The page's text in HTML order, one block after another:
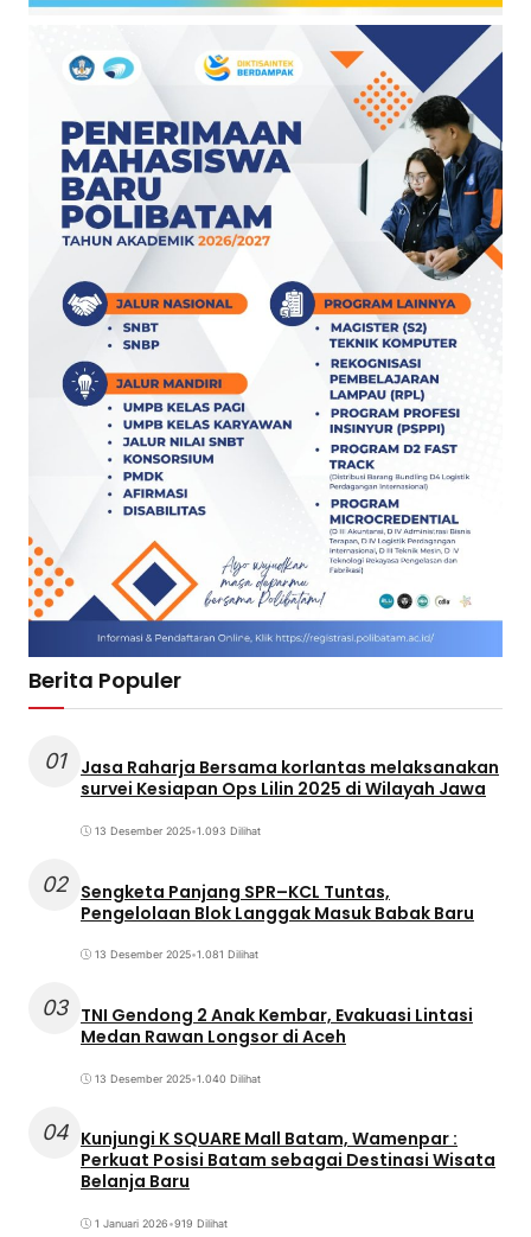
Berita Populer
01
Jasa Raharja Bersama korlantas melaksanakan
survei Kesiapan Ops Lilin 2025 di Wilayah Jawa
13 Desember 2025•1.093 Dilihat
02 Sengketa Panjang SPR–KCL Tuntas,
Pengelolaan Blok Langgak Masuk Babak Baru
13 Desember 2025•1.081 Dilihat
03 TNI Gendong 2 Anak Kembar, Evakuasi Lintasi
Medan Rawan Longsor di Aceh
13 Desember 2025•1.040 Dilihat
04 Kunjungi K SQUARE Mall Batam, Wamenpar :
Perkuat Posisi Batam sebagai Destinasi Wisata
Belanja Baru
1 Januari 2026•919 Dilihat